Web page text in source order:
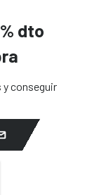
dto
y conseguir